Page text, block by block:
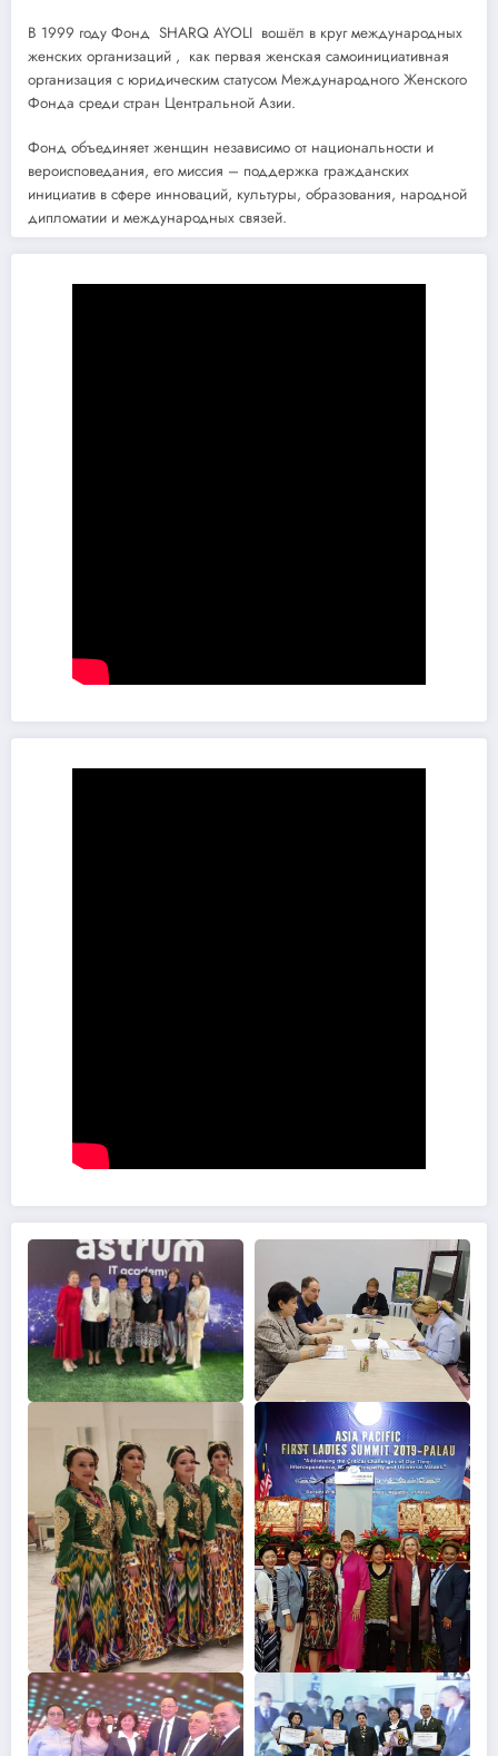
В 1999 году Фонд SHARQ AYOLI вошёл в круг международных
женских организаций , как первая женская самоинициативная
организация с юридическим статусом Международного Женского
Фонда среди стран Центральной Азии.
Фонд объединяет женщин независимо от национальности и
вероисповедания, его миссия – поддержка гражданских
инициатив в сфере инноваций, культуры, образования, народной
дипломатии и международных связей.